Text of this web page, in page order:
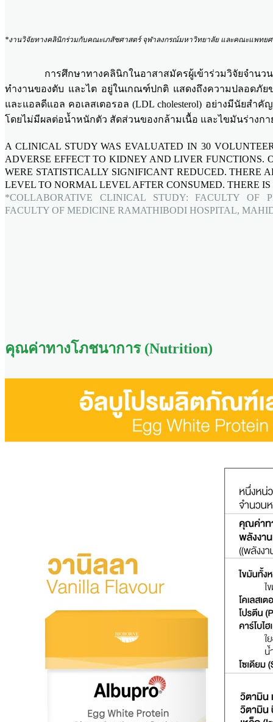
*งานวิจัยทางคลินิกร่วมกับคณะเภสัชศาสตร์ จุฬาลงกรณ์มหาวิทยาลัย และคณะแพทยศ
การศึกษาทางคลินิกในอาสาสมัครผู้เข้าร่วมวิจัยจำน
ทำงานของตับ และไต อยู่ในเกณฑ์ปกติ แสดงถึงความปลอดภัย
และแอลดีแอล คอเลสเตอรอล (LDL cholesterol) อย่างมีนัยสำ
โดยไม่มีผลต่อน้ำหนักตัว สัดส่วนของกล้ามเนื้อ และไขมันร่างกา
A CLINICAL STUDY WAS EVALUATED IN 30
ADVERSE EFFECT TO KIDNEY AND LIVER FUNCTIONS.
WERE STATISTICALLY SIGNIFICANT REDUCED. THERE
LEVEL TO NORMAL LEVEL AFTER CONSUMED. THERE
*COLLABORATIVE CLINICAL STUDY: FACULTY OF
FACULTY OF MEDICINE RAMATHIBODI HOSPITAL,
คุณค่าทางโภชนาการ (Nutrition)